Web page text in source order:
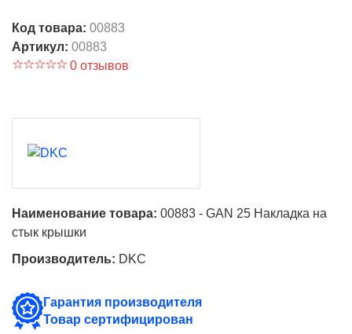
Код товара: 00883
Артикул: 00883
0 отзывов
Наименование товара: 00883 - GAN 25 Накладка на
стык крышки
Производитель: DKC
Гарантия производителя
Товар сертифицирован